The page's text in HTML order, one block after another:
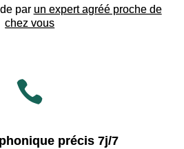
par un expert agréé proche de
chez vous

précis 7j/7